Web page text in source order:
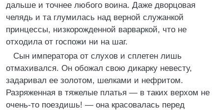
дальше и точнее любого воина. Даже дворцовая
челядь и та глумилась над верной служанкой
принцессы, низкорожденной варваркой, что не
отходила от госпожи ни на шаг.
Сын императора от слухов и сплетен лишь
отмахивался. Он обожал свою дикарку невесту,
задаривал ее золотом, шелками и нефритом.
Разряженная в тяжелые платья — в таких верхом не
очень-то поездишь! — она красовалась перед